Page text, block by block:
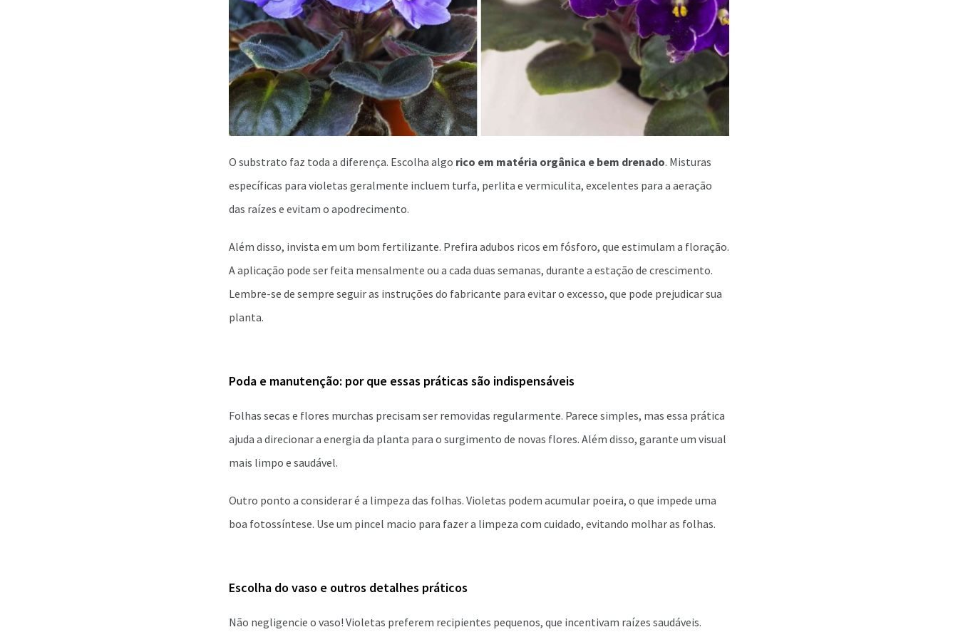
O substrato faz toda a diferença. Escolha algo rico em matéria orgânica e bem drenado. Misturas
específicas para violetas geralmente incluem turfa, perlita e vermiculita, excelentes para a aeração
das raízes e evitam o apodrecimento.
Além disso, invista em um bom fertilizante. Prefira adubos ricos em fósforo, que estimulam a floração.
A aplicação pode ser feita mensalmente ou a cada duas semanas, durante a estação de crescimento.
Lembre-se de sempre seguir as instruções do fabricante para evitar o excesso, que pode prejudicar sua
planta.
Poda e manutenção: por que essas práticas são indispensáveis
Folhas secas e flores murchas precisam ser removidas regularmente. Parece simples, mas essa prática
ajuda a direcionar a energia da planta para o surgimento de novas flores. Além disso, garante um visual
mais limpo e saudável.
Outro ponto a considerar é a limpeza das folhas. Violetas podem acumular poeira, o que impede uma
boa fotossíntese. Use um pincel macio para fazer a limpeza com cuidado, evitando molhar as folhas.
Escolha do vaso e outros detalhes práticos
Não negligencie o vaso! Violetas preferem recipientes pequenos, que incentivam raízes saudáveis.